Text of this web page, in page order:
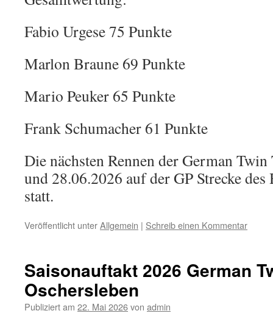
Fabio Urgese 75 Punkte
Marlon Braune 69 Punkte
Mario Peuker 65 Punkte
Frank Schumacher 61 Punkte
Die nächsten Rennen der German
und 28.06.2026 auf der GP Strecke
statt.
Veröffentlicht unterAllgemein | Schreib einen Kommentar
Saisonauftakt 2026 German
Oschersleben
Publiziert am 22. Mai 2026von admin